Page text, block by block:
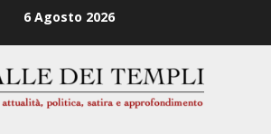
6 Agosto 2026